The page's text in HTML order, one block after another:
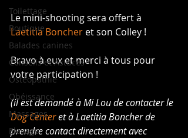
Toilettage
Boutique
Balades canines
Conseils et Astuces
Ostéopathie
Obéissance
Massages
Elevage
Le mini-shooting sera offert à
Laetitia Boncher et son Colley !
Bravo à eux et merci à tous pour
votre participation !
(il est demandé à Mi Lou de contacter le
Dog Center et à Laetitia Boncher de
prendre contact directement avec